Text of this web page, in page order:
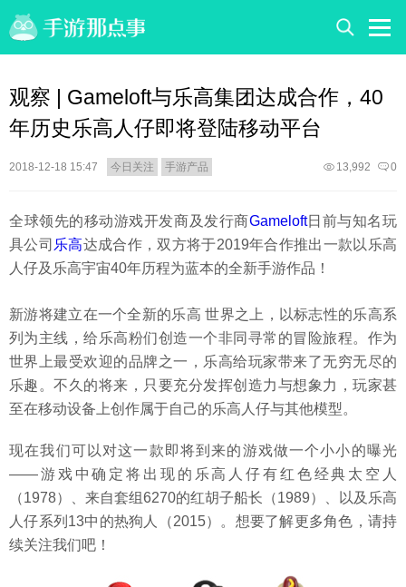
观察 | Gameloft与乐高集团达成合作，40
年历史乐高人仔即将登陆移动平台
2018-12-18 15:47 今日关注 手游产品 0
13,992
全球领先的移动游戏开发商及发行商Gameloft日前与知名玩
具公司 乐高达成合作，双方将于2019年合作推出一款以乐高
人仔及乐高宇宙40年历程为蓝本的全新手游作品！
新游将建立在一个全新的乐高 世界之上，以标志性的乐高系
列为主线，给乐高粉们创造一个非同寻常的冒险旅程。作为
世界上最受欢迎的品牌之一，乐高给玩家带来了无穷无尽的
乐趣。不久的将来，只要充分发挥创造力与想象力，玩家甚
至在移动设备上创作属于自己的乐高人仔与其他模型。
现在我们可以对这一款即将到来的游戏做一个小小的曝光
——游戏中确定将出现的乐高人仔有红色经典太空人
（1978）、来自套组6270的红胡子船长（1989）、以及乐高
人仔系列13中的热狗人（2015）。想要了解更多角色，请持
续关注我们吧！